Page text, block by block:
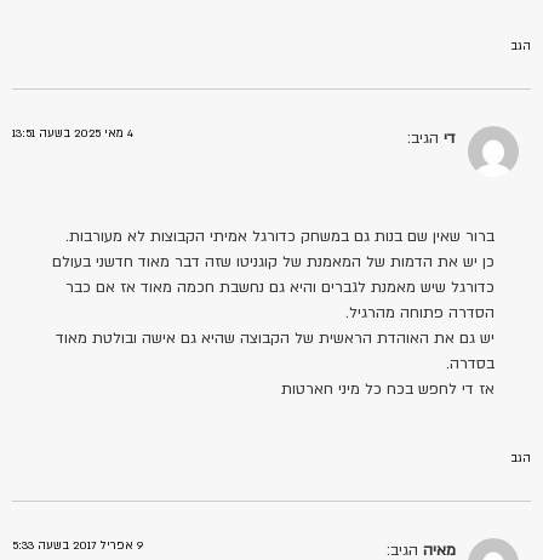
הגב
די הגיב: 4 מאי 2025 בשעה 13:51
ברור שאין שם בנות גם במשחק כדורגל אמיתי הקבוצות לא מעורבות.
כן יש את הדמות של המאמנת של קוגניטו שזה דבר מאוד חדשני בעולם
כדורגל שיש מאמנת לגברים והיא גם נחשבת חכמה מאוד אז אם כבר
הסדרה פתוחה מהרגיל.
יש גם את האוהדת הראשית של הקבוצה שהיא גם אישה ובולטת מאוד
בסדרה.
אז די לחפש בכח כל מיני חארטות
הגב
מאיה הגיב: 9 אפריל 2017 בשעה 5:33